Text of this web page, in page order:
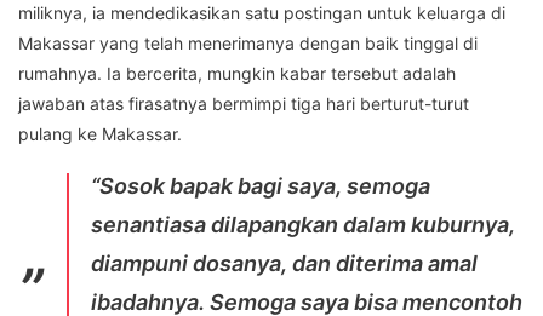
miliknya, ia mendedikasikan satu postingan untuk keluarga di
Makassar yang telah menerimanya dengan baik tinggal di
rumahnya. Ia bercerita, mungkin kabar tersebut adalah
jawaban atas firasatnya bermimpi tiga hari berturut-turut
pulang ke Makassar.
“Sosok bapak bagi saya, semoga
senantiasa dilapangkan dalam kuburnya,
diampuni dosanya, dan diterima amal
ibadahnya. Semoga saya bisa mencontoh